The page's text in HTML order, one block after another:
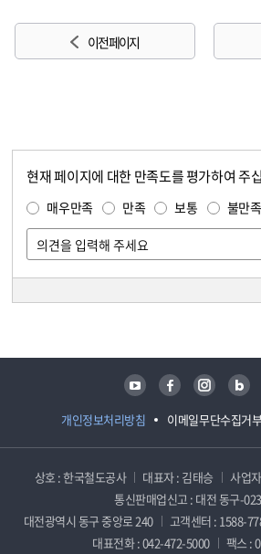
이전 페이지
현재 페이지에 대한 만족도를 평가하여 주
매우만족 만족 보통 불만족
개인정보처리방침 이메일무단수집거
유튜브 페이스북 인스타그램 블로그
상호 : 한국철도공사 대표자 : 김태승
사업
통신판매업신고 : 대전 동구-
대전광역시 동구 중앙로 240
고객센터 : 1588-
대표전화 : 042-472-5000
팩스 :